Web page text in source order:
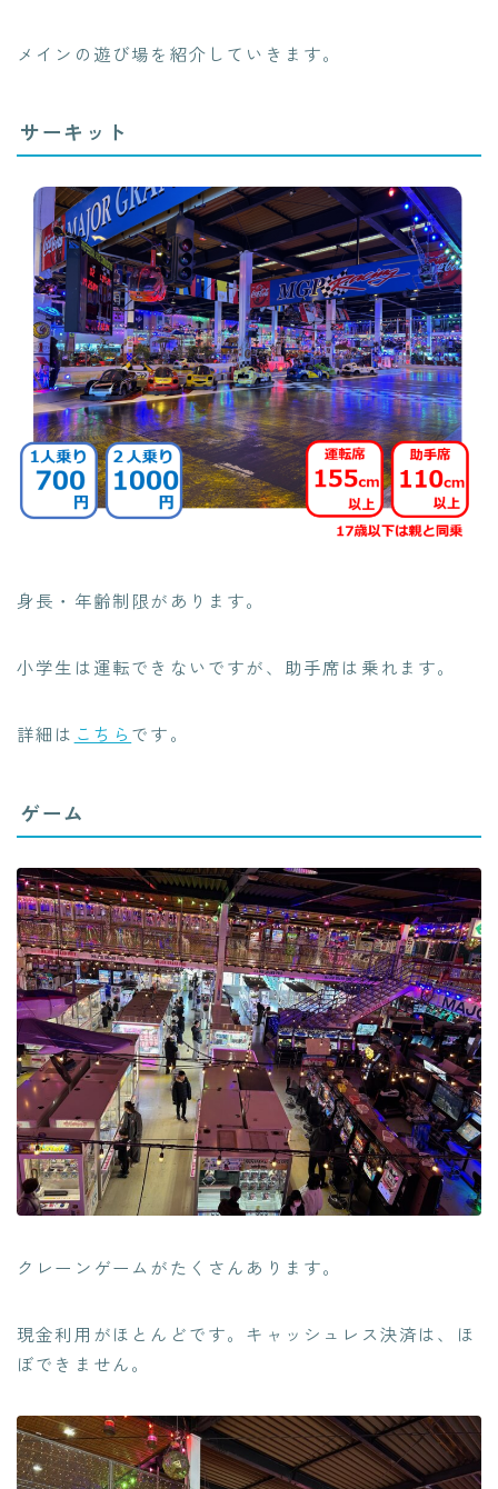
メインの遊び場を紹介していきます。
サーキット
身長・年齢制限があります。
小学生は運転できないですが、助手席は乗れます。
詳細は こちら です。
ゲーム
クレーンゲームがたくさんあります。
現金利用がほとんどです。キャッシュレス決済は、ほ
ぼできません。